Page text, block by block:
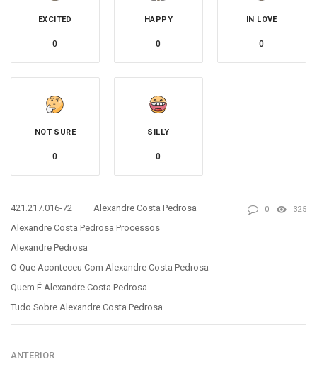
EXCITED
0
HAPPY
0
IN LOVE
0
NOT SURE
0
SILLY
0
421.217.016-72
Alexandre Costa Pedrosa
Alexandre Costa Pedrosa Processos
Alexandre Pedrosa
O Que Aconteceu Com Alexandre Costa Pedrosa
Quem É Alexandre Costa Pedrosa
Tudo Sobre Alexandre Costa Pedrosa
0 325
ANTERIOR